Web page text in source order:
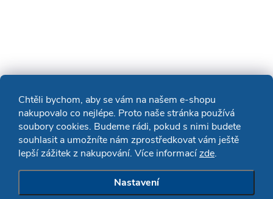
Chtěli bychom, aby se vám na našem e-shopu
nakupovalo co nejlépe. Proto naše stránka používá
soubory cookies. Budeme rádi, pokud s nimi budete
souhlasit a umožníte nám zprostředkovat vám ještě
lepší zážitek z nakupování. Více informacízde.
Nastavení